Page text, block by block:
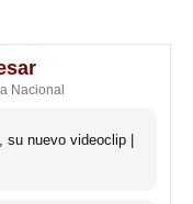
Nacional
su nuevo videoclip |